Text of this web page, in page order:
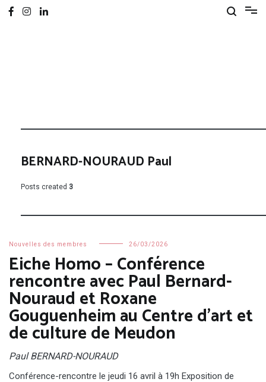
BERNARD-NOURAUD Paul
Posts created 3
Nouvelles des membres 26/03/2026
Eiche Homo – Conférence
rencontre avec Paul Bernard-
Nouraud et Roxane
Gouguenheim au Centre d’art et
de culture de Meudon
Paul BERNARD-NOURAUD
Conférence-rencontre le jeudi 16 avril à 19h Exposition de